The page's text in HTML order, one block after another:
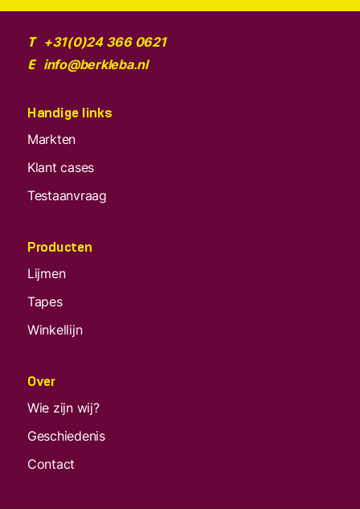
T +31(0)24 366 0621
E info@berkleba.nl
Handige links
Markten
Klant cases
Testaanvraag
Producten
Lijmen
Tapes
Winkellijn
Over
Wie zijn wij?
Geschiedenis
Contact